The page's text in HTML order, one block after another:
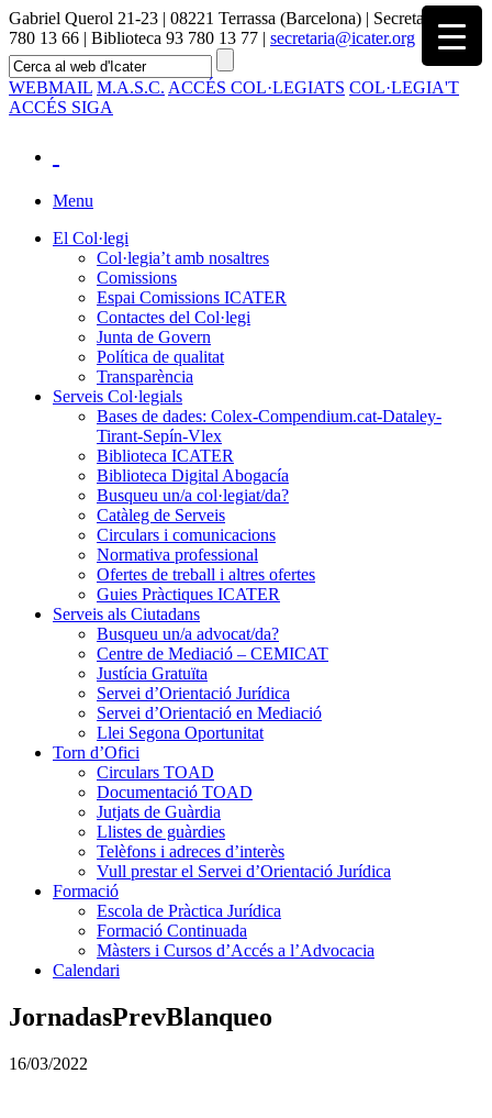
Gabriel Querol 21-23 | 08221 Terrassa (Barcelona) | Secretaria 93
780 13 66 | Biblioteca 93 780 13 77 | secretaria@icater.org
WEBMAIL M.A.S.C. ACCÉS COL·LEGIATS COL·LEGIA'T
ACCÉS SIGA
Menu
El Col·legi
Col·legia’t amb nosaltres
Comissions
Espai Comissions ICATER
Contactes del Col·legi
Junta de Govern
Política de qualitat
Transparència
Serveis Col·legials
Bases de dades: Colex-Compendium.cat-Dataley-
Tirant-Sepín-Vlex
Biblioteca ICATER
Biblioteca Digital Abogacía
Busqueu un/a col·legiat/da?
Catàleg de Serveis
Circulars i comunicacions
Normativa professional
Ofertes de treball i altres ofertes
Guies Pràctiques ICATER
Serveis als Ciutadans
Busqueu un/a advocat/da?
Centre de Mediació – CEMICAT
Justícia Gratuïta
Servei d’Orientació Jurídica
Servei d’Orientació en Mediació
Llei Segona Oportunitat
Torn d’Ofici
Circulars TOAD
Documentació TOAD
Jutjats de Guàrdia
Llistes de guàrdies
Telèfons i adreces d’interès
Vull prestar el Servei d’Orientació Jurídica
Formació
Escola de Pràctica Jurídica
Formació Continuada
Màsters i Cursos d’Accés a l’Advocacia
Calendari
JornadasPrevBlanqueo
16/03/2022